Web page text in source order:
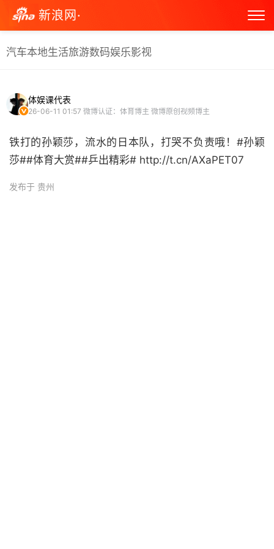
新浪网·
汽车本地生活旅游数码娱乐影视
体娱课代表
26-06-11 01:57 微博认证：体育博主 微博原创视频博主
铁打的孙颖莎，流水的日本队，打哭不负责哦！#孙颖
莎##体育大赏##乒出精彩# http://t.cn/AXaPET07 ​
发布于 贵州